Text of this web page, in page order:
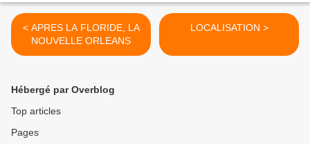
< APRES LA FLORIDE, LA
NOUVELLE ORLEANS
LOCALISATION >
Hébergé par Overblog
Top articles
Pages